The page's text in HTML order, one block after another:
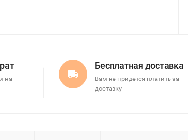
на
Бесплатная доставка
Вам не придется платить за
доставку